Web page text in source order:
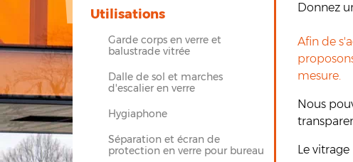
Donnez
Afin de
mesure.
Nous
Le
Utilisations
Garde corps en verre et
balustrade vitrée
Dalle de sol et marches
d'escalier en verre
Hygiaphone
Séparation et écran de
protection en verre pour bureau